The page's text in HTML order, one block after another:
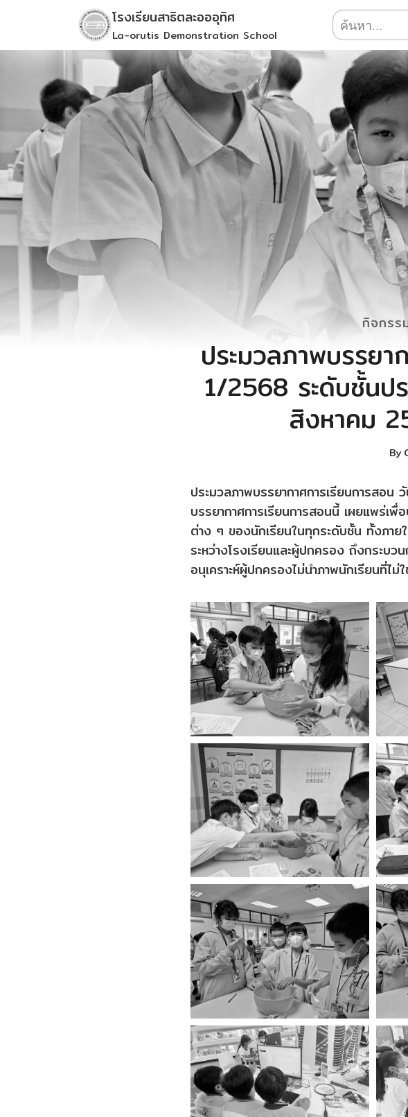
content
โรงเรียนสาธิตละอออุทิศ
La-orutis Demonstration School
กิจกรร
ประมวลภาพบรรยา
1/2568 ระดับชั้น
สิงหาคม
By
ประมวลภาพบรรยากาศการเรียนการส
บรรยากาศการเรียนการสอนนี้ เผยแพร่เ
ต่าง ๆ ของนักเรียนในทุกระดับชั้น ทั้งภาย
ระหว่างโรงเรียนและผู้ปกครอง ถึงกระบ
อนุเคราะห์ผู้ปกครองไม่นำภาพนักเรียนที่ไ